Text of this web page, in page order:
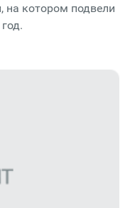
на котором подвели